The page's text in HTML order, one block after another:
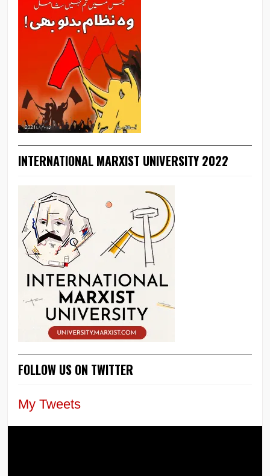
INTERNATIONAL MARXIST UNIVERSITY 2022
FOLLOW US ON TWITTER
My Tweets